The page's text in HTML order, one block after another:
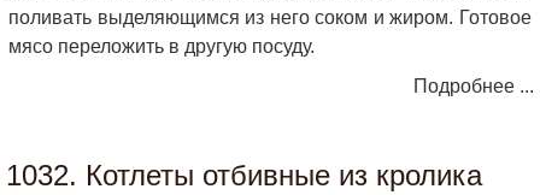
поливать выделяющимся из него соком и жиром. Готовое
мясо переложить в другую посуду.
Подробнее ...
1032. Котлеты отбивные из кролика